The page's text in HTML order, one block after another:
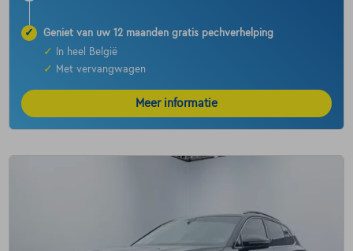
✓
Geniet van uw 12 maanden gratis pechverhelping
✓
In heel België
✓
Met vervangwagen
Meer informatie